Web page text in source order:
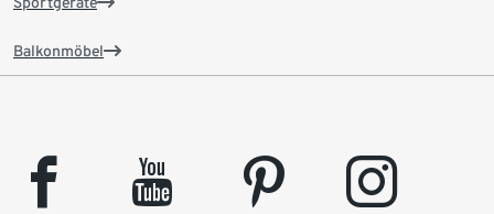
Balkonmöbel
facebook youtube pinterest instagram